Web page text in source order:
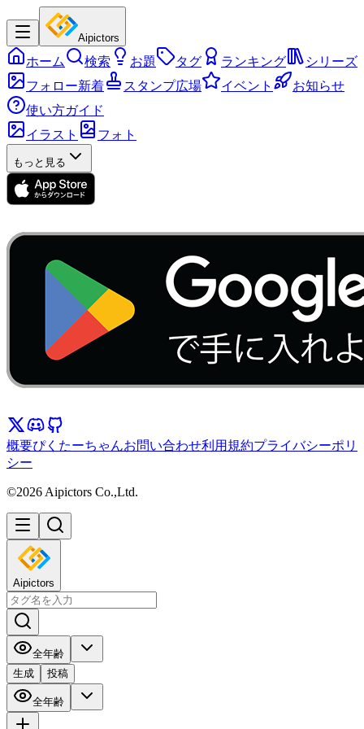
Aipictors
ホーム 検索 お題 タグ ランキング
シリーズ
フォロー新着
スタンプ広場 イベント
お知らせ
使い方ガイド
イラスト
フォト
もっと見る
概要ぴくたーちゃんお問い合わせ利用規約プライバシーポリ
シー
©2026 Aipictors Co.,Ltd.
Aipictors
全年齢
生成
投稿
全年齢